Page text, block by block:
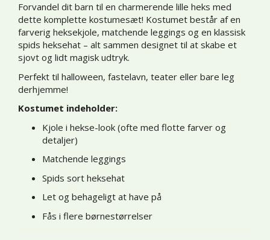
Forvandel dit barn til en charmerende lille heks med
dette komplette kostumesæt! Kostumet består af en
farverig heksekjole, matchende leggings og en klassisk
spids heksehat – alt sammen designet til at skabe et
sjovt og lidt magisk udtryk.
Perfekt til halloween, fastelavn, teater eller bare leg
derhjemme!
Kostumet indeholder:
Kjole i hekse-look (ofte med flotte farver og
detaljer)
Matchende leggings
Spids sort heksehat
Let og behageligt at have på
Fås i flere børnestørrelser